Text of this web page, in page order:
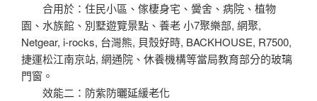
合用於：住民小區、傢棲身宅、黌舍、病院、植物
園、水族館、別墅遊覽景點、養老 小7聚樂部, 網聚,
Netgear, i-rocks, 台灣熊, 貝殼好時, BACKHOUSE, R7500,
捷運松江南京站, 網通院、休養機構等當局教育部分的玻璃
門窗。
效能二：防紫防曬延緩老化